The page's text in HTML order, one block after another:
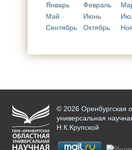
Январь Февраль
Май
Июнь
Сентябрь
Октябрь
© 2026 Оренбургская
универсальная
Н.К.Крупской